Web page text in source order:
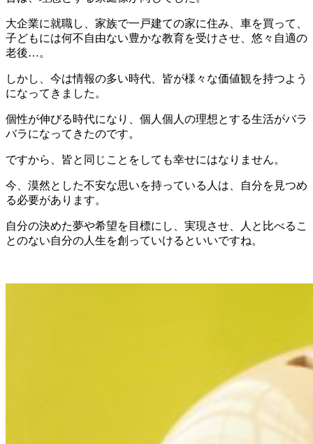
大企業に就職し、家族で一戸建ての家に住み、車を買って、
子どもには何不自由ない豊かな教育を受けさせ、悠々自適の
老後…。
しかし、今は情報の多い時代、皆が様々な価値観を持つよう
になってきました。
個性が伸びる時代になり、個人個人の理想とする生活がバラ
バラになってきたのです。
ですから、皆と同じことをしても幸せにはなりません。
今、漠然とした不安な思いを持っている人は、自分を見つめ
る必要があります。
自分の決めた夢や希望を目標にし、実現させ、人と比べるこ
とのない自分の人生を創っていけるといいですね。